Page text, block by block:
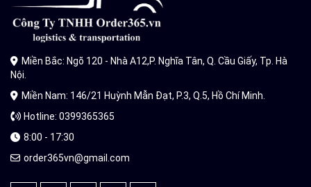
Miền Bắc: Ngõ 120 - Nhà A12,P. Nghĩa Tân, Q. Cầu Giấy, Tp. Hà
Nội.
Miền Nam: 146/21 Huỳnh Mẫn Đạt, P.3, Q.5, Hồ Chí Minh.
Hotline: 0399365365
8:00 - 17:30
order365vn@gmail.com